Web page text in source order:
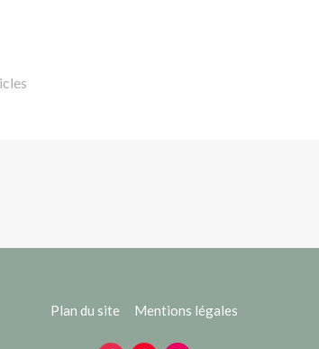
Plan du site Mentions légales